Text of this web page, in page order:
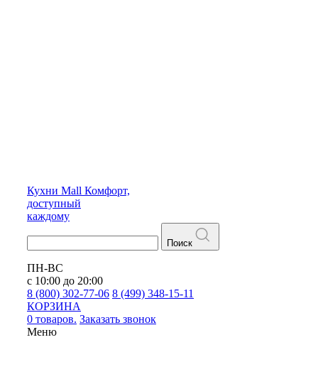
Кухни Mall Комфорт,
доступный
каждому
Поиск
ПН-ВС
с 10:00 до 20:00
8 (800) 302-77-06 8 (499) 348-15-11
КОРЗИНА
0 товаров. Заказать звонок
Меню